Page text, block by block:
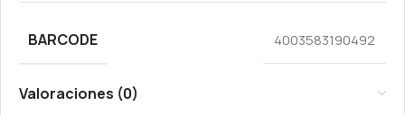
BARCODE 4003583190492
Valoraciones (0)